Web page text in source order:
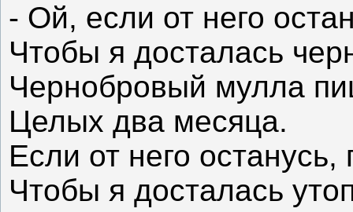
- Ой, если от него
Чтобы я досталась
Чернобровый мулла
Целых два месяца.
Если от него
Чтобы я досталась